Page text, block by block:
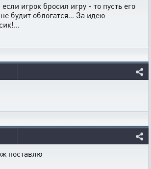
игрок бросил игру - то пусть его
будит облогатся... За идею
поставлю